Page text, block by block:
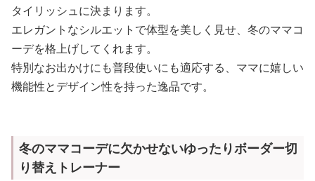
タイリッシュに決まります。
エレガントなシルエットで体型を美しく見せ、冬のママコ
ーデを格上げしてくれます。
特別なお出かけにも普段使いにも適応する、ママに嬉しい
機能性とデザイン性を持った逸品です。
冬のママコーデに欠かせないゆったりボーダー切
り替えトレーナー